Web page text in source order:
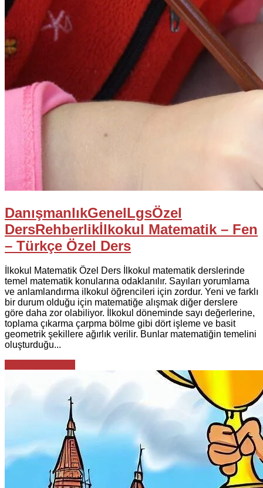
DanışmanlıkGenelLgsÖzel
DersRehberlikİlkokul Matematik – Fen
– Türkçe Özel Ders
İlkokul Matematik Özel Ders İlkokul matematik derslerinde
temel matematik konularına odaklanılır. Sayıları yorumlama
ve anlamlandırma ilkokul öğrencileri için zordur. Yeni ve farklı
bir durum olduğu için matematiğe alışmak diğer derslere
göre daha zor olabiliyor. İlkokul döneminde sayı değerlerine,
toplama çıkarma çarpma bölme gibi dört işleme ve basit
geometrik şekillere ağırlık verilir. Bunlar matematiğin temelini
oluşturduğu...